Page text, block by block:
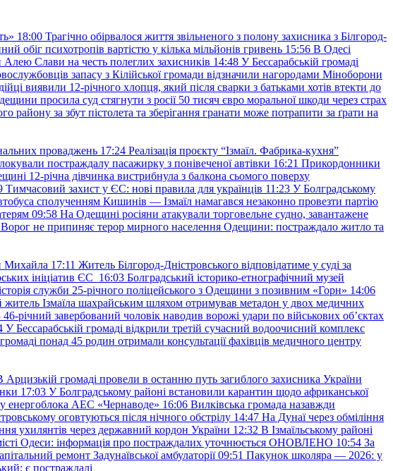
18:00 Трагічно обірвалося життя звільненого з полону захисника з Білгород-
обіг психотропів вартістю у кілька мільйонів гривень 15:56 В Одесі
Слави на честь полеглих захисників 14:48 У Бессарабській громаді
запасу з Кілійської громади відзначили нагородами Міноборони
виявили 12-річного хлопця, який після сварки з батьками хотів втекти до
просила суд стягнути з росії 50 тисяч євро моральної шкоди через страх
району за збут пістолета та зберігання гранати може потрапити за ґрати на
проваджень 17:24 Реалізація проєкту “Ізмаїл. Фабрика-кухня”
постраждалу пасажирку з понівеченої автівки 16:21 Прикордонники
12-річна дівчинка вистрибнула з балкона сьомого поверху
Тимчасовий захист у ЄС: нові правила для українців 11:23 У Болградському
сполученням Кишинів — Ізмаїл намагався незаконно провезти партію
09:58 На Одещині росіяни атакували торговельне судно, завантажене
Ворог не припиняє терор мирного населення Одещини: постраждало житло та
Михайла 17:11 Житель Білгород-Дністровського відповідатиме у суді за
ініціатив ЄС 16:03 Болградський історико-етнографічний музей
служби 25-річного поліцейського з Одещини з позивним «Горн» 14:06
Ізмаїла шахрайським шляхом отримував метадон у двох медичних
46-річний завербований чоловік наводив ворожі удари по військових обʼєктах
У Бессарабській громаді відкрили третій сучасний водоочисний комплекс
понад 45 родин отримали консультації фахівців медичного центру
Арцизькій громаді провели в останню путь загиблого захисника України
17:03 У Болградському районі встановили карантин щодо африканської
енергоблока АЕС «Чернаводе» 16:06 Вилківська громада назавжди
оговтуються після нічного обстрілу 14:47 На Дунаї через обміління
ухилянтів через державний кордон України 12:32 В Ізмаїльському районі
Одеси: інформація про постраждалих уточнюється ОНОВЛЕНО 10:54 За
ремонт Задунаївської амбулаторії 09:51 Пакунок школяра — 2026: у
є постраждалі